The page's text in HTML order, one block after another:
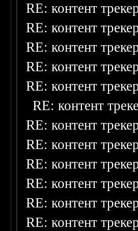
RE: контент
RE: контент
RE: контент
RE: контент
RE: контент
RE: контент
RE: контент
RE: контент
RE: контент
RE: контент
RE: контент
RE: контент